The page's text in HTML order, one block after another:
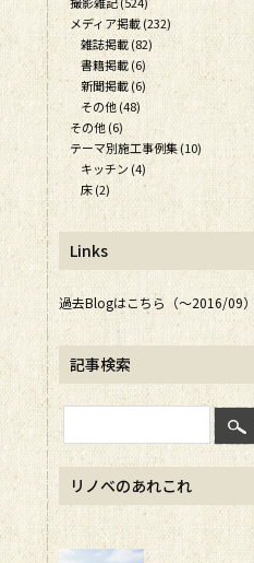
メディア掲載 (232)
雑誌掲載 (82)
書籍掲載 (6)
新聞掲載 (6)
その他 (48)
その他 (6)
テーマ別施工事例集 (10)
キッチン (4)
床 (2)
Links
過去Blogはこちら（～2016/09）
記事検索
リノベのあれこれ